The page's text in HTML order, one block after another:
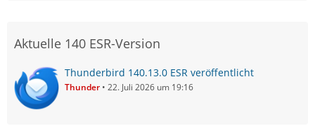
Aktuelle 140 ESR-Version
Thunderbird 140.13.0 ESR veröffentlicht
Thunder 22. Juli 2026 um 19:16